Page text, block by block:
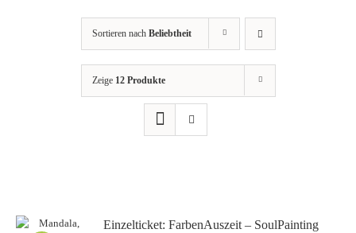
Sortieren nach Beliebtheit
Zeige 12 Produkte
Einzelticket: FarbenAuszeit – SoulPainting